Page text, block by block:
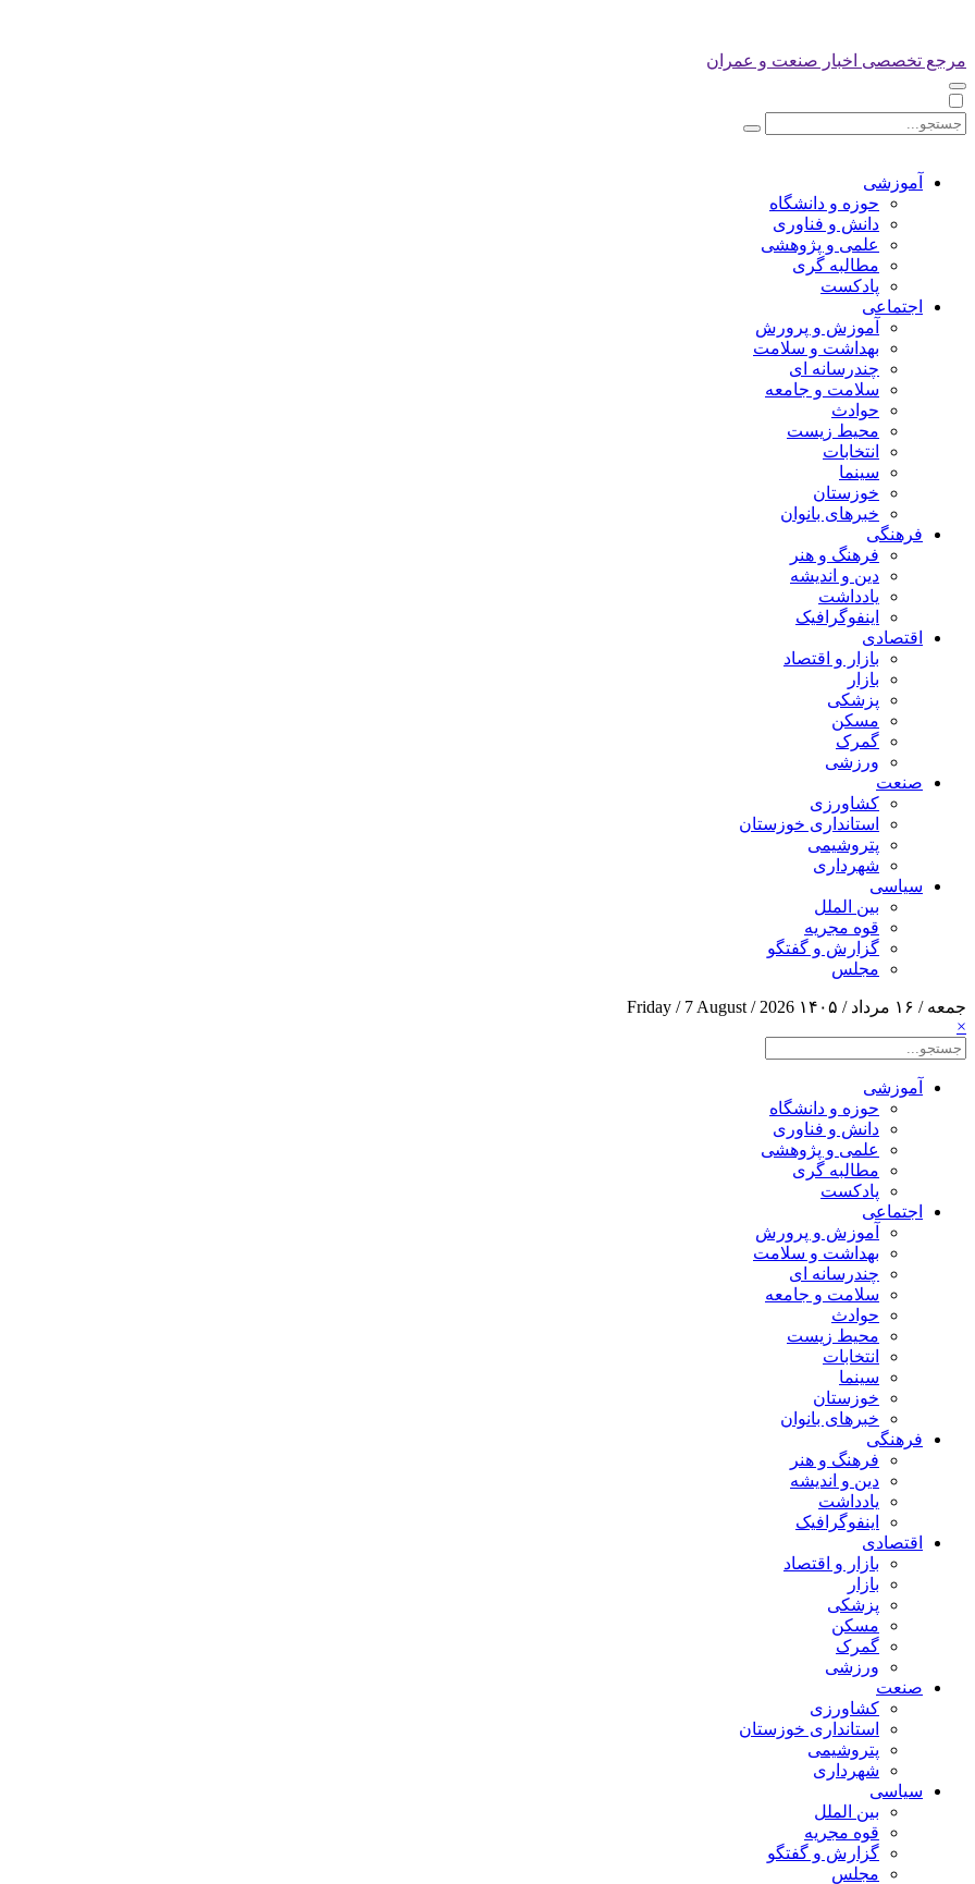
مرجع تخصصی اخبار صنعت و عمران
آموزشی
حوزه و دانشگاه
دانش و فناوری
علمی و پژوهشی
مطالبه گری
پادکست
اجتماعی
آموزش و پرورش
بهداشت و سلامت
چندرسانه ای
سلامت و جامعه
حوادث
محیط زیست
انتخابات
سینما
خوزستان
خبرهای بانوان
فرهنگی
فرهنگ و هنر
دین و اندیشه
یادداشت
اینفوگرافیک
اقتصادی
بازار و اقتصاد
بازار
پزشکی
مسکن
گمرک
ورزشی
صنعت
کشاورزی
استانداری خوزستان
پتروشیمی
شهرداری
سیاسی
بین الملل
قوه مجریه
گزارش و گفتگو
مجلس
جمعه / ۱۶ مرداد / ۱۴۰۵
Friday / 7 August / 2026
×
آموزشی
حوزه و دانشگاه
دانش و فناوری
علمی و پژوهشی
مطالبه گری
پادکست
اجتماعی
آموزش و پرورش
بهداشت و سلامت
چندرسانه ای
سلامت و جامعه
حوادث
محیط زیست
انتخابات
سینما
خوزستان
خبرهای بانوان
فرهنگی
فرهنگ و هنر
دین و اندیشه
یادداشت
اینفوگرافیک
اقتصادی
بازار و اقتصاد
بازار
پزشکی
مسکن
گمرک
ورزشی
صنعت
کشاورزی
استانداری خوزستان
پتروشیمی
شهرداری
سیاسی
بین الملل
قوه مجریه
گزارش و گفتگو
مجلس